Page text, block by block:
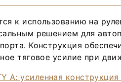
к использованию на
решением для
Конструкция
тяговое усилие при